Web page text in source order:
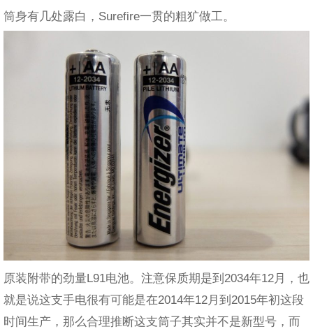
筒身有几处露白，Surefire一贯的粗犷做工。
原装附带的劲量L91电池。注意保质期是到2034年12月，也
就是说这支手电很有可能是在2014年12月到2015年初这段
时间生产，那么合理推断这支筒子其实并不是新型号，而